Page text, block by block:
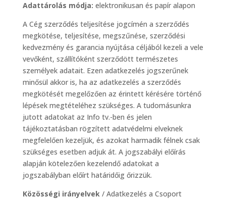
Adattárolás módja: elektronikusan és papír alapon
A Cég szerződés teljesítése jogcímén a szerződés
megkötése, teljesítése, megszűnése, szerződési
kedvezmény és garancia nyújtása céljából kezeli a vele
vevőként, szállítóként szerződött természetes
személyek adatait. Ezen adatkezelés jogszerűnek
minősül akkor is, ha az adatkezelés a szerződés
megkötését megelőzően az érintett kérésére történő
lépések megtételéhez szükséges. A tudomásunkra
jutott adatokat az Info tv.-ben és jelen
tájékoztatásban rögzített adatvédelmi elveknek
megfelelően kezeljük, és azokat harmadik félnek csak
szükséges esetben adjuk át. A jogszabályi előírás
alapján kötelezően kezelendő adatokat a
jogszabályban előírt határidőig őrizzük.
Közösségi irányelvek / Adatkezelés a Csoport